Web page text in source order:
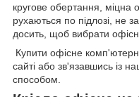
кругове обертання, міцна
рухаються по підлозі, не
досить, щоб вибрати
Купити офісне
сайті або зв'язавшись із
способом.